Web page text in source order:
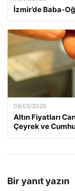
İzmir’de Baba-
08/05/2026
Altın Fiyatları
Çeyrek ve
Bir yanıt yazın